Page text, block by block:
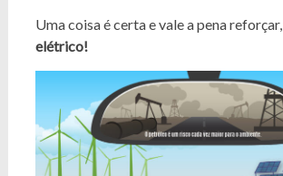
Uma coisa é certa e vale a pena reforçar,
elétrico!